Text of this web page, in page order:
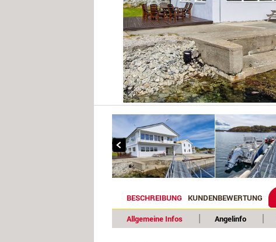
BESCHREIBUNG KUNDENBEWERTUNG
Allgemeine Infos
Angelinfo